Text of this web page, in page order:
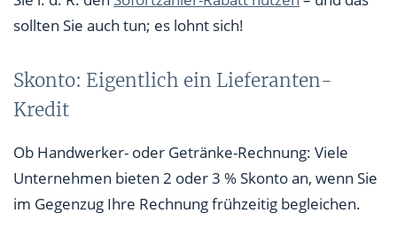
sollten Sie auch tun; es lohnt sich!
Skonto: Eigentlich ein Lieferanten-
Kredit
Ob Handwerker- oder Getränke-Rechnung: Viele
Unternehmen bieten 2 oder 3 % Skonto an, wenn Sie
im Gegenzug Ihre Rechnung frühzeitig begleichen.